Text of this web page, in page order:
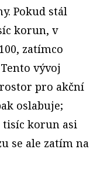
Pokud stál
korun, v
zatímco
vývoj
pro akční
oslabuje;
tisíc korun asi
se ale zatím na